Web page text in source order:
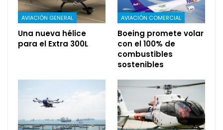
AVIACIÓN GENERAL
Una nueva hélice
para el Extra 300L
AVIACIÓN COMERCIAL
Boeing promete volar
con el 100% de
combustibles
sostenibles